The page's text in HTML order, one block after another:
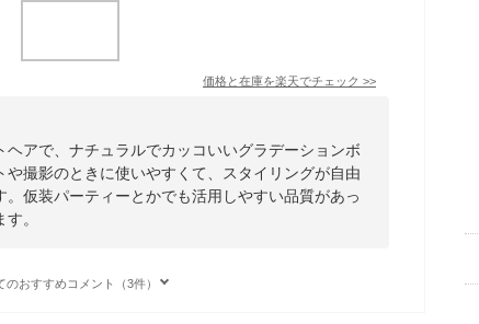
価格と在庫を楽天でチェック >>
アで、ナチュラルでカッコいいグラデーションボ
撮影のときに使いやすくて、スタイリングが自由
仮装パーティーとかでも活用しやすい品質があっ
。
のおすすめコメント（3件）